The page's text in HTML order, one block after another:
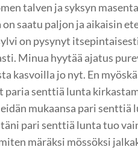
talven ja syksyn
saatu paljon ja aikaisin
on pysynyt
Minua hyytää ajatus
kasvoilla jo nyt. En
paria senttiä lunta
mukaansa pari senttiä
pari senttiä lunta tuo
märäksi mössöksi